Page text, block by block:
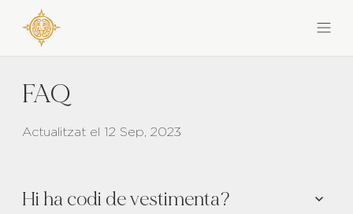
FAQ
Actualitzat el 12 Sep, 2023
Hi ha codi de vestimenta?